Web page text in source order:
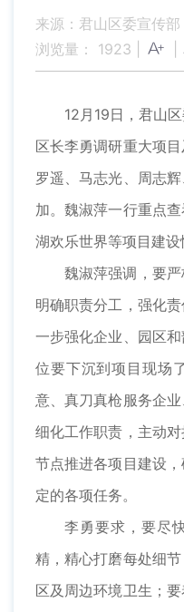
来源：君山区委宣传部
浏览量： 1923
12月19日，君山
区长李勇调研重大项
罗遥、马志光、周志
加。魏淑萍一行重点
湖欢乐世界等项目建设
魏淑萍强调，要
明确职责分工，强化
一步强化企业、园区
位要下沉到项目现场
意、真刀真枪服务企
细化工作职责，主动
节点推进各项目建设
定的各项任务。
李勇要求，要尽
精，精心打磨每处细
区及周边环境卫生；